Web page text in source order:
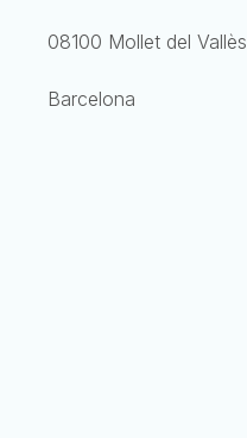
08100 Mollet del Vallès
Barcelona